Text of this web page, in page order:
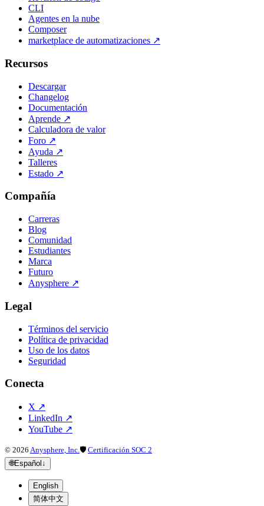
CLI
Agentes en la nube
Composer
marketplace de automatizaciones ↗
Recursos
Descargar
Changelog
Documentación
Aprende ↗
Calculadora de valor
Foro ↗
Ayuda ↗
Talleres
Estado ↗
Compañía
Carreras
Blog
Comunidad
Estudiantes
Marca
Futuro
Anysphere ↗
Legal
Términos del servicio
Política de privacidad
Uso de los datos
Seguridad
Conecta
X ↗
LinkedIn ↗
YouTube ↗
© 2026 Anysphere, Inc. 🛡 Certificación SOC 2
🌐Español ↓
English
简体中文